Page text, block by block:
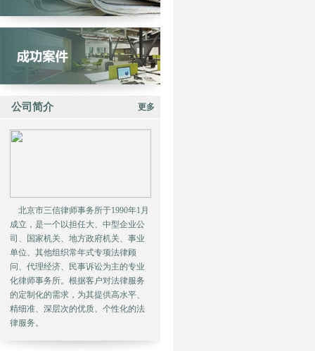
公司简介 更多
北京市三信律师事务所于1990年1月
成立，是一个以担任大、中型企业公
司、国家机关、地方政府机关、事业
单位、其他组织常年式专项法律顾
问、代理经济、民事诉讼为主的专业
化律师事务所。根据客户对法律服务
的定制化的需求，为其提供高水平、
精细准、深层次的优质、个性化的法
律服务。